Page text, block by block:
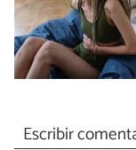
Escribir